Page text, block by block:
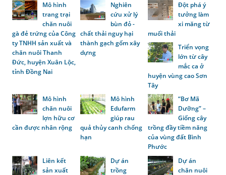
Mô hình
trang trại
chăn nuôi
gà đẻ trứng của Công
ty TNHH sản xuất và
chăn nuôi Thanh
Đức, huyện Xuân Lộc,
tỉnh Đồng Nai
Nghiên
cứu xử lý
bùn đỏ -
chất thải nguy hại
thành gạch gốm xây
dựng
Đột phá ý
tưởng làm
xi măng từ
muối thải
Triển vọng
lớn từ cây
mắc ca ở
huyện vùng cao Sơn
Tây
Mô hình
chăn nuôi
lợn hữu cơ
cần được nhân rộng
Mô hình
Edufarm
giúp rau
quả thủy canh chống
hạn
“Bơ Mã
Dưỡng” –
Giống cây
trồng đầy tiềm năng
của vùng đất Bình
Phước
Liên kết
sản xuất
Dự án
trồng
Dự án
chăn nuôi